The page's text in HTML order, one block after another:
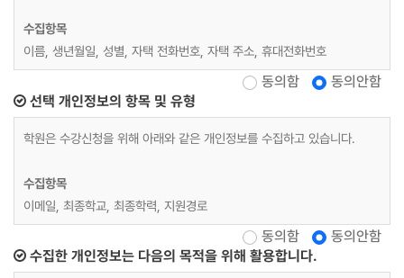
수집항목
이름, 생년월일, 성별, 자택 전화번호, 자택 주소, 휴대전화번호
재직자 교육
위 수집항목 포함, 사업장명, 사업장 대표자, 업태, 종목, 사업장 전화, 팩
스번호, 사업장 주소, 상시근로자 수, 수강료 환급 계좌정보
개인정보 수집방법
홈페이지(수강신청)
동의함
동의안함
선택 개인정보의 항목 및 유형
학원은 수강신청을 위해 아래와 같은 개인정보를 수집하고 있습니다.
수집항목
이메일, 최종학교, 최종학력, 지원경로
동의함
동의안함
수집한 개인정보는 다음의 목적을 위해 활용합니다.